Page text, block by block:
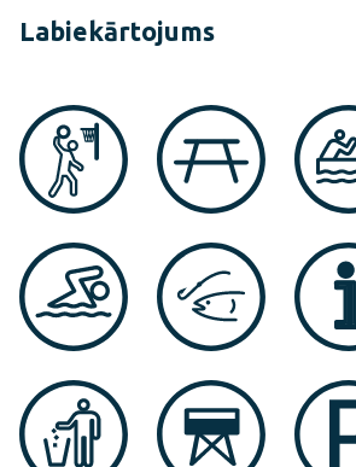
Labiekārtojums